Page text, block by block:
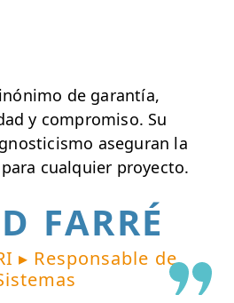
de garantía,
y compromiso. Su
aseguran la
cualquier proyecto.
FARRÉ
▸ Responsable de